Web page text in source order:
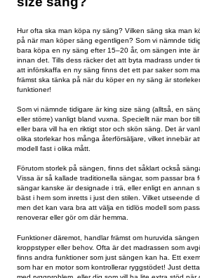
Många vuxna människor väljer idag att
när man köper king size säng är det här
lite mer om king size sängar. Vi tipsar
marknaden just nu.
Vad ska man tänka
size säng?
Hur ofta ska man köpa ny säng? Vilken
på när man köper säng egentligen? Som
bara köpa en ny säng efter 15–20 år, om
innan det. Tills dess räcker det att byta
att införskaffa en ny säng finns det ett par
främst ska tänka på när du köper en ny
funktioner!
Som vi nämnde tidigare är king size säng
eller större) vanligt bland vuxna. Speciellt
eller bara vill ha en riktigt stor och skön